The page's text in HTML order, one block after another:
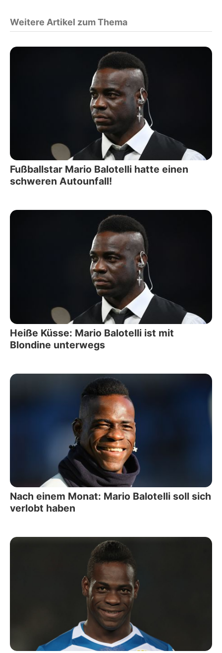
Weitere Artikel zum Thema
Fußballstar Mario Balotelli hatte einen
schweren Autounfall!
Heiße Küsse: Mario Balotelli ist mit
Blondine unterwegs
Nach einem Monat: Mario Balotelli soll sich
verlobt haben